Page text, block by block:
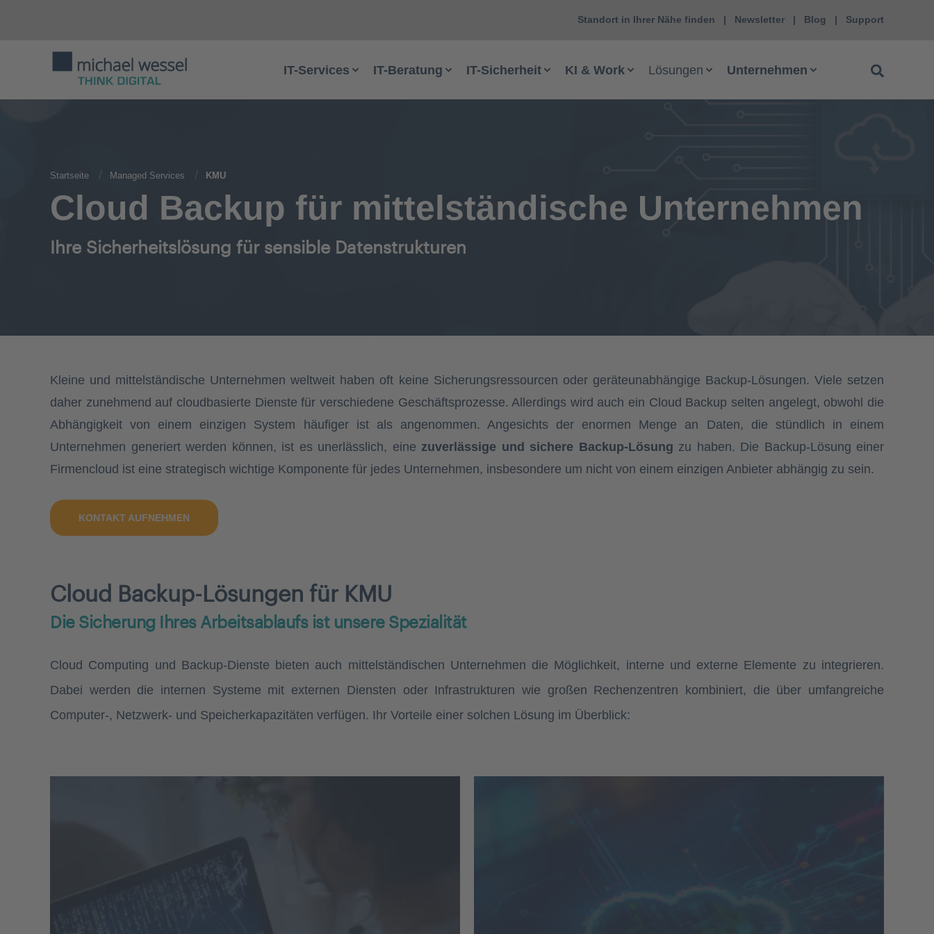
Standort in Ihrer Nähe finden Newsletter Blog Support
IT-Services IT-Beratung IT-Sicherheit KI & Work Lösungen Unternehmen
Startseite Managed Services KMU
Cloud Backup für mittelständische Unternehmen
Ihre Sicherheitslösung für sensible Datenstrukturen
Kleine und mittelständische Unternehmen weltweit haben oft keine Sicherungsressourcen oder geräteunabhängige Backup-Lösungen. Viele setzen
daher zunehmend auf cloudbasierte Dienste für verschiedene Geschäftsprozesse. Allerdings wird auch ein Cloud Backup selten angelegt, obwohl die
Abhängigkeit von einem einzigen System häufiger ist als angenommen. Angesichts der enormen Menge an Daten, die stündlich in einem
Unternehmen generiert werden können, ist es unerlässlich, eine zuverlässige und sichere Backup-Lösung zu haben. Die Backup-Lösung einer
Firmencloud ist eine strategisch wichtige Komponente für jedes Unternehmen, insbesondere um nicht von einem einzigen Anbieter abhängig zu sein.
KONTAKT AUFNEHMEN
Cloud Backup-Lösungen für KMU
Die Sicherung Ihres Arbeitsablaufs ist unsere Spezialität
Cloud Computing und Backup-Dienste bieten auch mittelständischen Unternehmen die Möglichkeit, interne und externe Elemente zu integrieren.
Dabei werden die internen Systeme mit externen Diensten oder Infrastrukturen wie großen Rechenzentren kombiniert, die über umfangreiche
Computer-, Netzwerk- und Speicherkapazitäten verfügen. Ihr Vorteile einer solchen Lösung im Überblick: